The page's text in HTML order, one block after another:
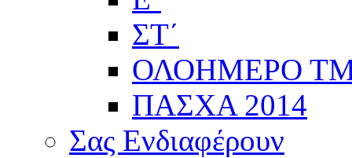
ΣΤ΄
ΟΛΟΗΜΕΡΟ
ΠΑΣΧΑ 2014
Σας Ενδιαφέρουν